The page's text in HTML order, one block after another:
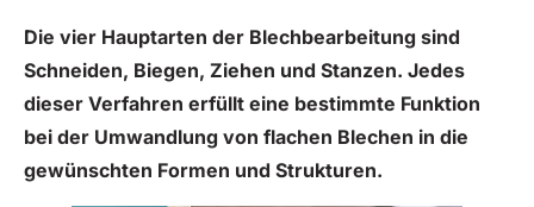
Die vier Hauptarten der Blechbearbeitung sind
Schneiden, Biegen, Ziehen und Stanzen. Jedes
dieser Verfahren erfüllt eine bestimmte Funktion
bei der Umwandlung von flachen Blechen in die
gewünschten Formen und Strukturen.